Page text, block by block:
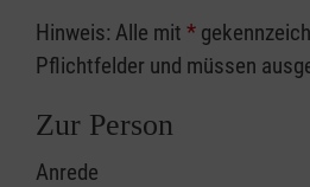
Hinweis: Alle mit *
Pflichtfelder und müssen
Zur Person
Anrede